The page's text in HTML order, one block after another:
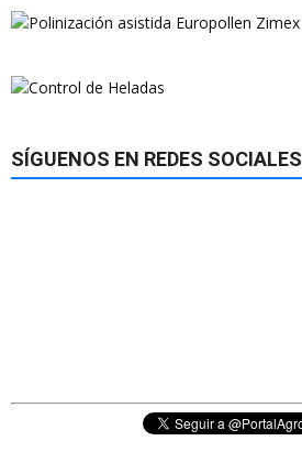
SÍGUENOS EN REDES SOCIALES